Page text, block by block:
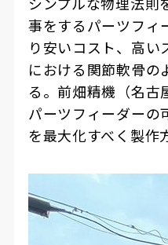
事をするパーツフィ
り安いコスト、高い
における関節軟骨の
る。前畑精機（名古
パーツフィーダーの
を最大化すべく製作